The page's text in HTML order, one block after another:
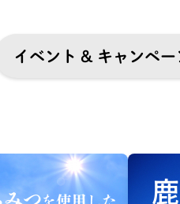
イベント & キャンペー